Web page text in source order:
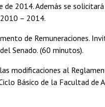
de 2014. Además se
– 2014.
de Remuneraciones.
Senado. (60 minutos).
modificaciones al
Básico de la Facultad de